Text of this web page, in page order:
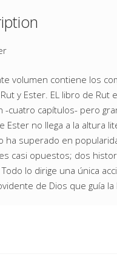
volumen contiene los
y Ester. EL libro de Rut
-cuatro capítulos- pero
Ester no llega a la altura
ha superado en
casi opuestos; dos
lo dirige una única
de Dios que guía la